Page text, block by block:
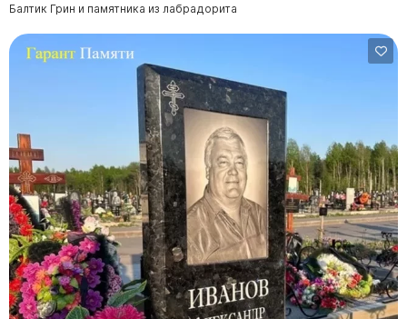
Участникам СВО
Памятники из гранита
Памятники из мрамора
Элитные памятники
Резные памятники
Мемориальные комплексы
Памятники с полноформатным фото
Склеп
Балтик Грин и памятника из лабрадорита